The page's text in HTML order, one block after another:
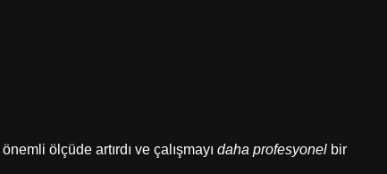
önemli ölçüde artırdı ve çalışmayı daha profesyonel bir